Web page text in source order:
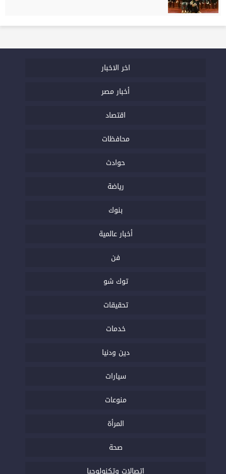
اخر الاخبار
أخبار مصر
اقتصاد
محافظات
حوادث
رياضة
بنوك
أخبار عالمية
فن
توك شو
تحقيقات
خدمات
دين ودنيا
سيارات
منوعات
المرأة
صحة
اتصالات وتكنولوجيا